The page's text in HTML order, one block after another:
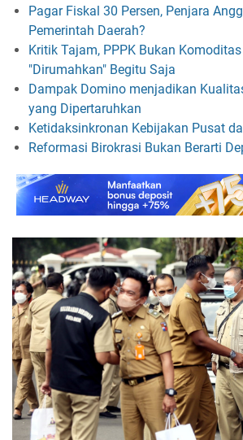
Pagar Fiskal 30 Persen, Penjara
Pemerintah Daerah?
Kritik Tajam, PPPK Bukan
"Dirumahkan" Begitu Saja
Dampak Domino menjadikan
yang Dipertaruhkan
Ketidaksinkronan Kebijakan Pusat
Reformasi Birokrasi Bukan Berarti